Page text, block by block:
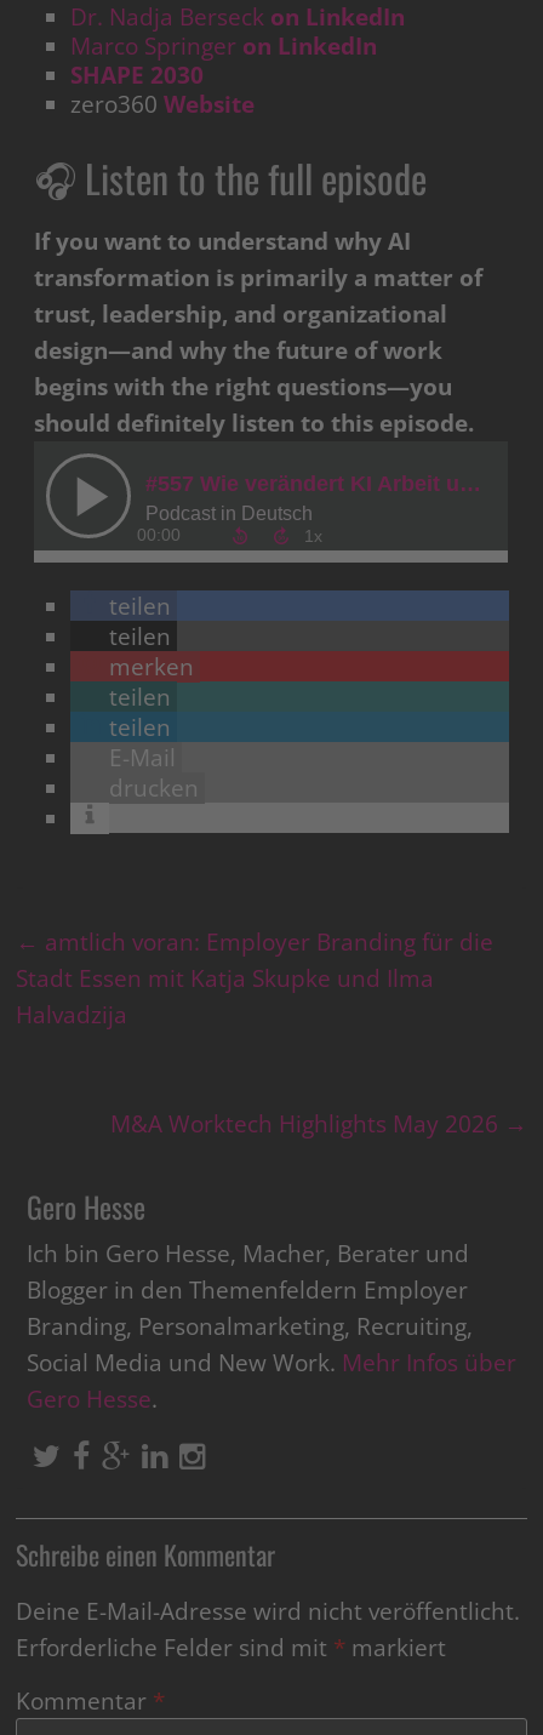
Dr. Nadja Berseck on LinkedIn
Marco Springer on LinkedIn
SHAPE 2030
zero360Website
🎧 Listen to the full episode
If you want to understand why AI
transformation is primarily a matter of
trust, leadership, and organizational
design—and why the future of work
begins with the right questions—you
should definitely listen to this episode.
teilen
teilen
merken
teilen
teilen
E-Mail
drucken
← amtlich voran: Employer Branding für die
Stadt Essen mit Katja Skupke und Ilma
Halvadzija
M&A Worktech Highlights May 2026 →
Gero Hesse
Ich bin Gero Hesse, Macher, Berater und
Blogger in den Themenfeldern Employer
Branding, Personalmarketing, Recruiting,
Social Media und New Work. Mehr Infos über
Gero Hesse.
Schreibe einen Kommentar
Deine E-Mail-Adresse wird nicht veröffentlicht.
Erforderliche Felder sind mit * markiert
Kommentar *